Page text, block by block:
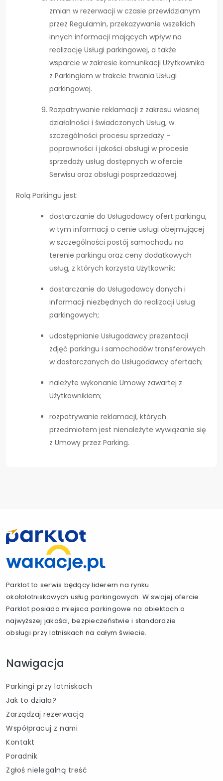
zmian w rezerwacji w czasie przewidzianym
przez Regulamin, przekazywanie wszelkich
innych informacji mających wpływ na
realizację Usługi parkingowej, a także
wsparcie w zakresie komunikacji Użytkownika
z Parkingiem w trakcie trwania Usługi
parkingowej.
Rozpatrywanie reklamacji z zakresu własnej
działalności i świadczonych Usług, w
szczególności procesu sprzedaży –
poprawności i jakości obsługi w procesie
sprzedaży usług dostępnych w ofercie
Serwisu oraz obsługi posprzedażowej.
Rolą Parkingu jest:
dostarczanie do Usługodawcy ofert parkingu,
w tym informacji o cenie usługi obejmującej
w szczególności postój samochodu na
terenie parkingu oraz ceny dodatkowych
usług, z których korzysta Użytkownik;
dostarczanie do Usługodawcy danych i
informacji niezbędnych do realizacji Usług
parkingowych;
udostępnianie Usługodawcy prezentacji
zdjęć parkingu i samochodów transferowych
w dostarczanych do Usługodawcy ofertach;
należyte wykonanie Umowy zawartej z
Użytkownikiem;
rozpatrywanie reklamacji, których
przedmiotem jest nienależyte wywiązanie się
z Umowy przez Parking.
Parklot to serwis będący liderem na rynku
okołolotniskowych usług parkingowych. W swojej ofercie
Parklot posiada miejsca parkingowe na obiektach o
najwyższej jakości, bezpieczeństwie i standardzie
obsługi przy lotniskach na całym świecie.
Nawigacja
Parkingi przy lotniskach
Jak to działa?
Zarządzaj rezerwacją
Współpracuj z nami
Kontakt
Poradnik
Zgłoś nielegalną treść